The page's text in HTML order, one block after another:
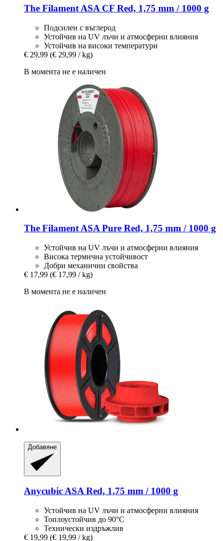
The Filament ASA CF Red, 1,75 mm / 1000 g
Подсилен с въглерод
Устойчив на UV лъчи и атмосферни влияния
Устойчив на високи температури
€ 29,99 (€ 29,99 / kg)
В момента не е наличен
The FilamentASA Pure Red, 1,75 mm / 1000 g
Устойчив на UV лъчи и атмосферни влияния
Висока термична устойчивост
Добри механични свойства
€ 17,99 (€ 17,99 / kg)
В момента не е наличен
Добавяне
Anycubic ASA Red, 1,75 mm / 1000 g
Устойчив на UV лъчи и атмосферни влияния
Топлоустойчив до 90°C
Технически издръжлив
€ 19,99 (€ 19,99 / kg)